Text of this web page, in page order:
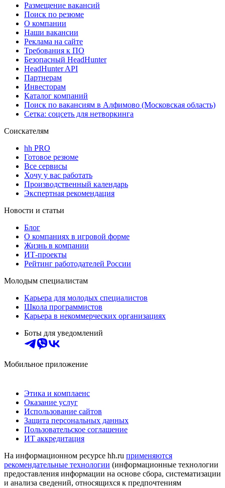
Размещение вакансий
Поиск по резюме
О компании
Наши вакансии
Реклама на сайте
Требования к ПО
Безопасный HeadHunter
HeadHunter API
Партнерам
Инвесторам
Каталог компаний
Поиск по вакансиям в Алфимово (Московская область)
Сетка: соцсеть для нетворкинга
Соискателям
hh PRO
Готовое резюме
Все сервисы
Хочу у вас работать
Производственный календарь
Экспертная рекомендация
Новости и статьи
Блог
О компаниях в игровой форме
Жизнь в компании
ИТ-проекты
Рейтинг работодателей России
Молодым специалистам
Карьера для молодых специалистов
Школа программистов
Карьера в некоммерческих организациях
Боты для уведомлений
Мобильное приложение
Этика и комплаенс
Оказание услуг
Использование сайтов
Защита персональных данных
Пользовательское соглашение
ИТ аккредитация
На информационном ресурсе hh.ru применяются
рекомендательные технологии (информационные технологии
предоставления информации на основе сбора, систематизации
и анализа сведений, относящихся к предпочтениям